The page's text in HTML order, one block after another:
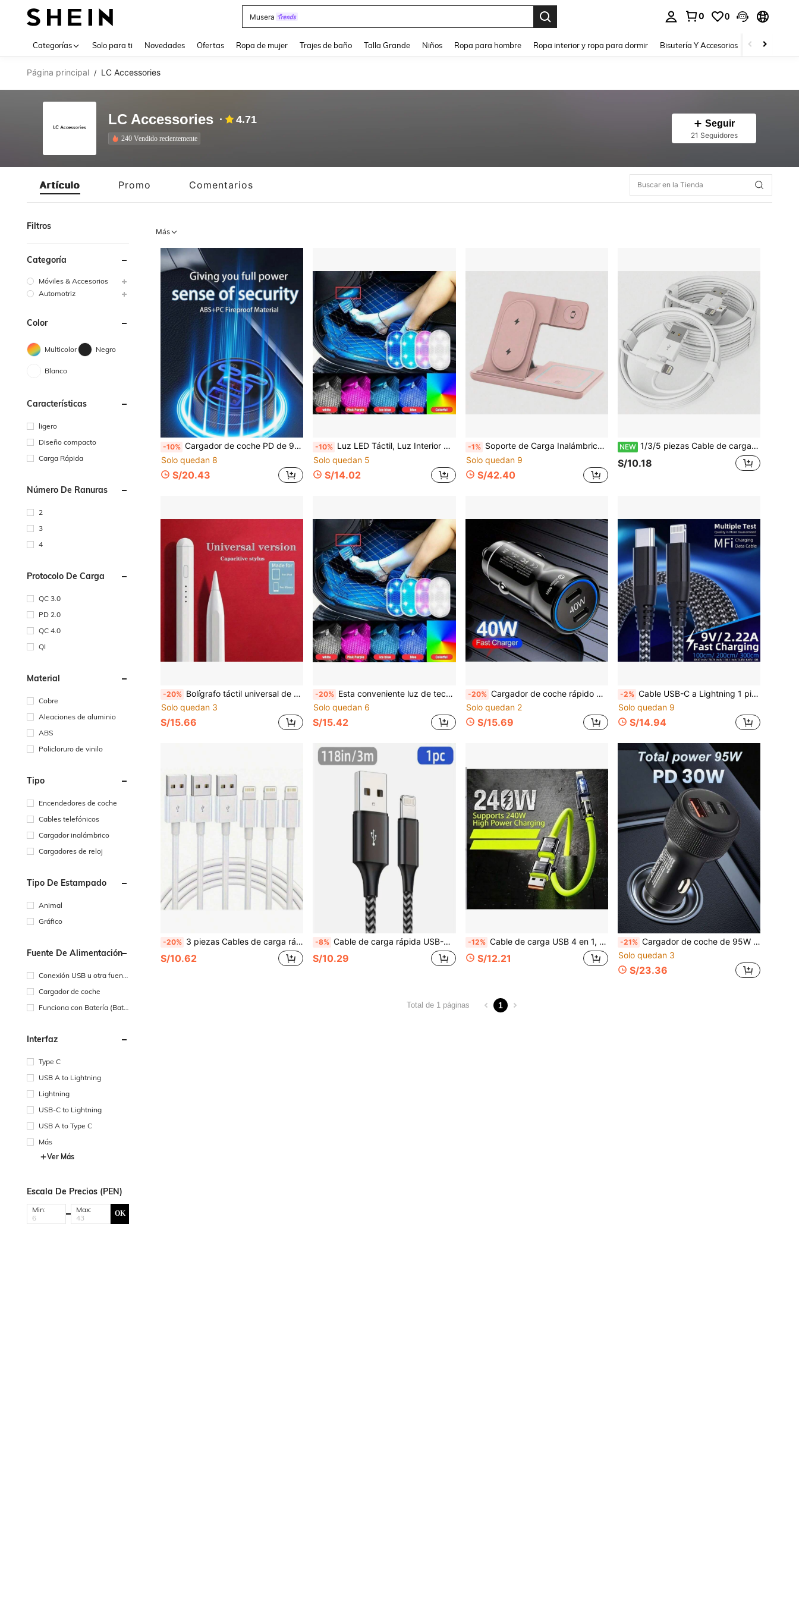
Musera
0 0
Categorías Solo para ti Novedades Ofertas Ropa de mujer Trajes de baño Talla Grande Niños Ropa para hombre Ropa interior y ropa para dormir Bisutería Y Accesorios Zapatos
Página principal / LC Accessories
LC Accessories 4.71
240 Vendido recientemente
Seguir
21 Seguidores
Artículo Promo Comentarios
Filtros
Categoría
Móviles & Accesorios
Automotriz
Color
Multicolor Negro
Blanco
Características
ligero
Diseño compacto
Carga Rápida
Número De Ranuras
2
3
4
Protocolo De Carga
QC 3.0
PD 2.0
QC 4.0
QI
Material
Cobre
Aleaciones de aluminio
ABS
Policloruro de vinilo
Tipo
Encendedores de coche
Cables telefónicos
Cargador inalámbrico
Cargadores de reloj
Tipo De Estampado
Animal
Gráfico
Fuente De Alimentación
Conexión USB u otra fuent
Cargador de coche
Funciona con Batería (Bate
Interfaz
Type C
USB A to Lightning
Lightning
USB-C to Lightning
USB A to Type C
Más
Ver Más
Escala De Precios (PEN)
Min: Max: OK
Más
-10% Cargador de coche PD de 90W (2A2C, compatible con toma de encendedor de cigarrillos) con carga rápida; compatible con iPhone 15/14 Pro, compatible con Samsung y otros dispositivos (soporta carga rápida USB-A y USB-C).
Solo quedan 8
S/20.43
-10% Luz LED Táctil, Luz Interior de Coche Inalámbrica Mini, Luz de Lectura de Techo/Techo, Luz de Umbral de Puerta, Luz de Caja de Almacenamiento, Recargable por USB
Solo quedan 5
S/14.02
-1% Soporte de Carga Inalámbrica Rápida 15W 3-En-1 Estación de Carga Plegable Compatible con iPhone 16 15 14 13 12 11 Watch 9 8 7 6 5 Pro Fuente de Alimentación USB
Solo quedan 9
S/42.40
NEW 1/3/5 piezas Cable de carga USB a Lightning, compatible con iPhone 14 13 12 11 Pro Max XR XS X 8 7 6 Plus SE y otros modelos
S/10.18
-20% Bolígrafo táctil universal de estilo blanco | Adecuado para tabletas y teléfonos inteligentes Android, bolígrafo táctil capacitivo | Compatible con Xiaomi y tabletas, bolígrafo táctil magnético portátil, adecuado para diferentes marcas de teléfonos y tabletas, equipado con bolígrafo táctil de carga rápida y bolígrafo táctil con detección de inclinación de 60°, agarre cómodo, regalo de cumpleaños anti-operación de pantalla completa
Solo quedan 3
S/15.66
-20% Esta conveniente luz de techo para coche con control táctil renovará completamente tu ambiente interior! Equipada con luces LED multifuncionales brillantes, admite carga USB y presenta una instalación portátil y fácil. Mejora significativamente la comodidad y al conducir, convirtiéndola en un regalo ideal de alta gama para Pascua.
Solo quedan 6
S/15.42
-20% Cargador de coche rápido dual PD de 40W, adaptador de encendedor de cigarrillos de coche con doble puerto USB-C QC3.0 de carga rápida para teléfonos móviles
Solo quedan 2
S/15.69
-2% Cable USB-C a Lightning 1 pieza 3.3/6.6/10 pies Certificado MFi Carga Rápida Cable Tipo-C a Lightning Material de Nailon Compatible con iPhone 13/12/11 Pro Max/XR/XS/8/7/6 Plus y talla grande, Regalo de Navidad/Regalo para el Hogar
Solo quedan 9
S/14.94
-20% 3 piezas Cables de carga rápida y datos, compatibles con 14/13/12/11/XS/XR/8/7/6; adecuados para uso en el hogar, la oficina y los viajes, también compatibles con iPad y otros dispositivos con interfaz Lightning
S/10.62
-8% Cable de carga rápida USB-A a Lightning de 1M/2M/3M compatible con iPhone, cable de datos trenzado de nailon, compatible con iPhone 14/13/12/11 Pro Max XR XS X/8/7/6s Plus 5s SE, también funciona con iPod y otros dispositivos
S/10.29
-12% Cable de carga USB 4 en 1, combinación de cable de carga rápida USB-C de múltiples puertos, potencia máxima 240W, compatible con iPhone 17/16/15/, Galaxy y otros dispositivos. Este cable de carga rápida 4 en 1 cuenta con puertos de carga duales, equipado con interfaces USB-A/Tipo-C/Lightning. Este cable de carga rápida 4 en 1 es compatible con iPhone 16/15/14/13/12/11 Pro Max, serie S25/S24/S23.
S/12.21
-21% Cargador de coche de 95W de potencia total – Adaptador de coche para teléfono móvil con 3 puertos USB Tipo-C
Solo quedan 3
S/23.36
Total de 1 páginas 1